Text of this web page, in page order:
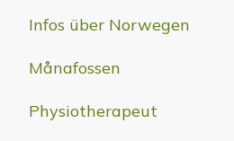
Infos über Norwegen
Månafossen
Physiotherapeut